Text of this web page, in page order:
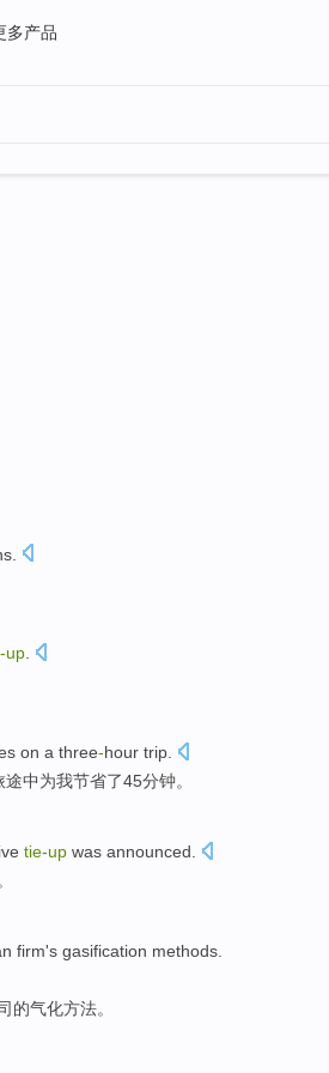
多产品
up.
on a three-hour trip.
途中为我节省了45分钟。
tie-up was announced
firm's gasification methods
的气化方法。